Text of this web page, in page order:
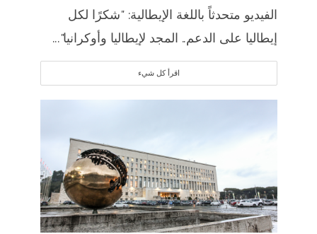
الفيديو متحدثاً باللغة الإيطالية: "شكرًا لكل
إيطاليا على الدعم.. المجد لإيطاليا وأوكرانيا"...
اقرأ كل شيء